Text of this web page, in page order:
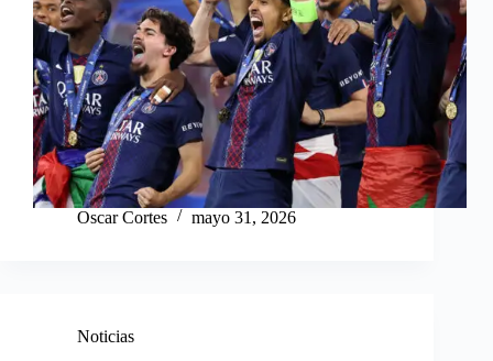
Oscar Cortes mayo 31, 2026
Noticias